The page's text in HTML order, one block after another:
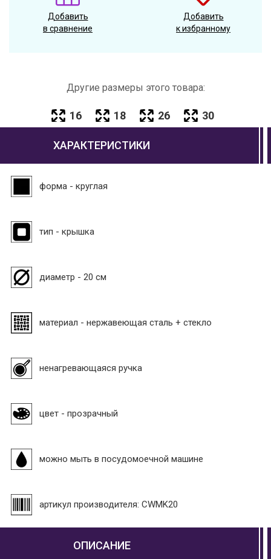
Добавить
в сравнение
Добавить
к избранному
Другие размеры этого товара:
16 18 26 30
ХАРАКТЕРИСТИКИ
форма - круглая
тип - крышка
диаметр - 20 см
материал - нержавеющая сталь + стекло
ненагревающаяся ручка
цвет - прозрачный
можно мыть в посудомоечной машине
артикул производителя: CWMK20
ОПИСАНИЕ